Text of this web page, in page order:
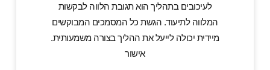
לעיכובים בתהליך הוא תגובת הלווה לבקשות
המלווה לתיעוד. הגשת כל המסמכים המבוקשים
מיידית יכולה לייעל את ההליך בצורה משמעותית.
אישור